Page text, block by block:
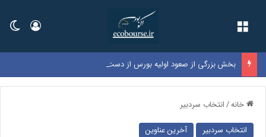
ورود
بخش بزرگی از صعود اولیه بورس از دست رفت
خانه/انتخاب سردبیر
انتخاب سردبیر آخرین عناوین